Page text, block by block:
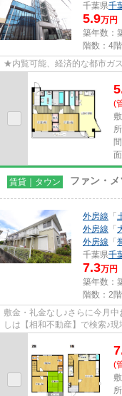
千葉県千
5.9万円
築年数：
階数：4
★内覧可能、経済的な都市ガ
(
賃貸｜タウン ファン・
外房線 「
外房線 「
外房線 「
千葉県千
7.3万円
築年数：
階数：2
敷金・礼金なし♪さらに今月
しは【相和不動産】で検索♪
(